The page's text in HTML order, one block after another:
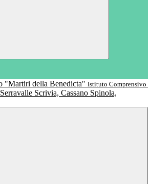
Istituto Comprensivo
Serravalle Scrivia, Cassano Spinola,